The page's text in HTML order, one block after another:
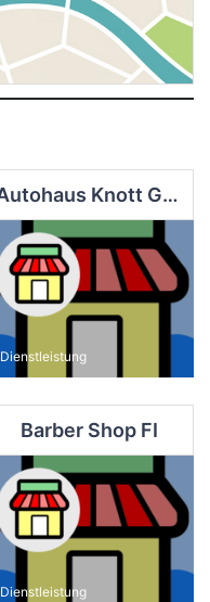
Autohaus Knott GmbH Finsterwalde
Dienstleistung
Barber Shop FI
Dienstleistung